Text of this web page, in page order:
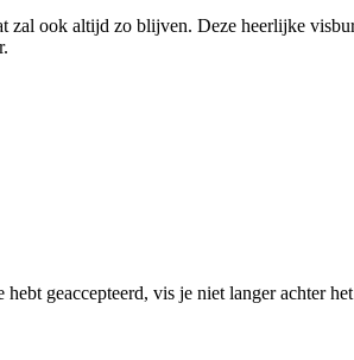
ook altijd zo blijven. Deze heerlijke
hebt geaccepteerd, vis je niet langer achter